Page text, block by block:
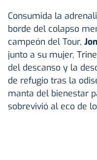
Consumida la
borde del colapso
campeón del Tour,
junto a su mujer,
del descanso y la
de refugio tras la
manta del bienestar
sobrevivió al eco de